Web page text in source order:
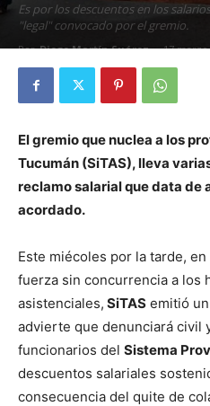
Es por los descuentos en los
"legal" convocado por el gremio.
Por Diego Martín Suárez - 17
El gremio que nuclea a los
Tucumán (SiTAS), lleva
reclamo salarial que data de
acordado.
Este miécoles por la tarde,
fuerza sin concurrencia a los
asistenciales, SiTAS emitió
advierte que denunciará civil
funcionarios del Sistema
descuentos salariales
consecuencia del quite de